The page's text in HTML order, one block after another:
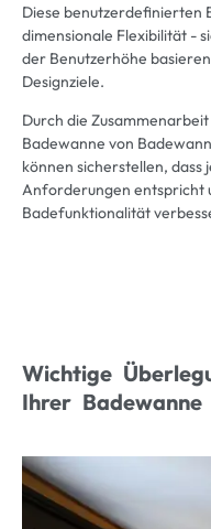
Diese benutzerdefinierten
dimensionale Flexibilität -
der Benutzerhöhe
Designziele.
Durch die
Badewanne von
können sicherstellen, dass
Anforderungen entspricht
Badefunktionalität
Wichtige
Ihrer Badewanne